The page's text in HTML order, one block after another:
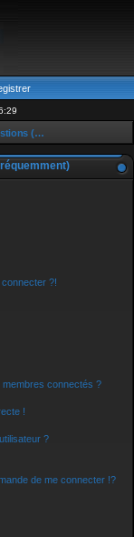
Foire aux questions (Questions posées fréquemment)
?!
membres connectés ?
!
?
de me connecter !?